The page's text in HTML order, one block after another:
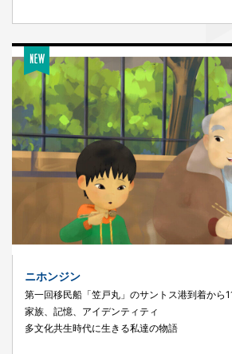
ニホンジン
第一回移民船「笠戸丸」のサントス港到着から
家族、記憶、アイデンティティ
多文化共生時代に生きる私達の物語